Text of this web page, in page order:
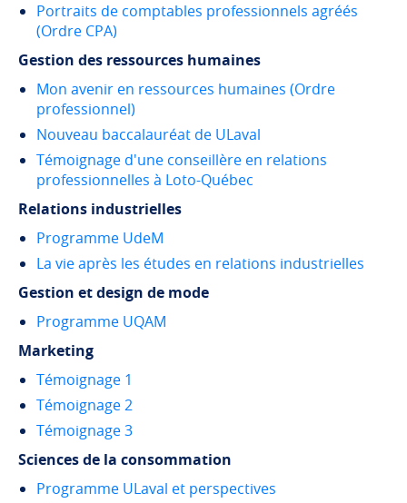
Portraits de comptables professionnels agréés
(Ordre CPA)
Gestion des ressources humaines
Mon avenir en ressources humaines (Ordre
professionnel)
Nouveau baccalauréat de ULaval
Témoignage d'une conseillère en relations
professionnelles à Loto-Québec
Relations industrielles
Programme UdeM
La vie après les études en relations industrielles
Gestion et design de mode
Programme UQAM
Marketing
Témoignage 1
Témoignage 2
Témoignage 3
Sciences de la consommation
Programme ULaval et perspectives